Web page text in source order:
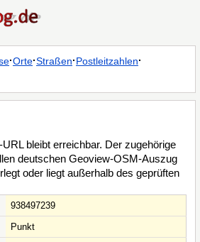
·Orte·Straßen·Postleitzahlen·
bleibt erreichbar. Der zugehörige
deutschen Geoview-OSM-Auszug
oder liegt außerhalb des geprüften
938497239
Punkt